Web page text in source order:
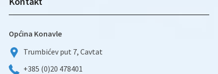
Općina Konavle
Trumbićev put 7, Cavtat
+385 (0)20 478401